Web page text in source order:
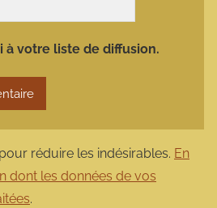
à votre liste de diffusion.
réduire les indésirables. En
dont les données de vos
.